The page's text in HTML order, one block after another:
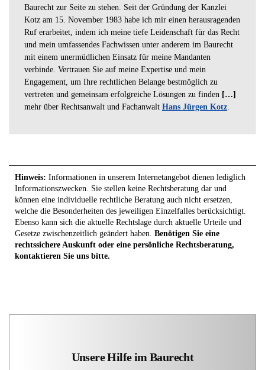
Baurecht zur Seite zu stehen. Seit der Gründung der Kanzlei
Kotz am 15. November 1983 habe ich mir einen herausragenden
Ruf erarbeitet, indem ich meine tiefe Leidenschaft für das Recht
und mein umfassendes Fachwissen unter anderem im Baurecht
mit einem unermüdlichen Einsatz für meine Mandanten
verbinde. Vertrauen Sie auf meine Expertise und mein
Engagement, um Ihre rechtlichen Belange bestmöglich zu
vertreten und gemeinsam erfolgreiche Lösungen zu finden […]
mehr über Rechtsanwalt und Fachanwalt Hans Jürgen Kotz
Hinweis: Informationen in unserem Internetangebot dienen lediglich
Informationszwecken. Sie stellen keine Rechtsberatung dar und
können eine individuelle rechtliche Beratung auch nicht ersetzen,
welche die Besonderheiten des jeweiligen Einzelfalles berücksichtigt.
Ebenso kann sich die aktuelle Rechtslage durch aktuelle Urteile und
Gesetze zwischenzeitlich geändert haben. Benötigen Sie eine
rechtssichere Auskunft oder eine persönliche Rechtsberatung,
kontaktieren Sie uns bitte.
Unsere Hilfe im Baurecht